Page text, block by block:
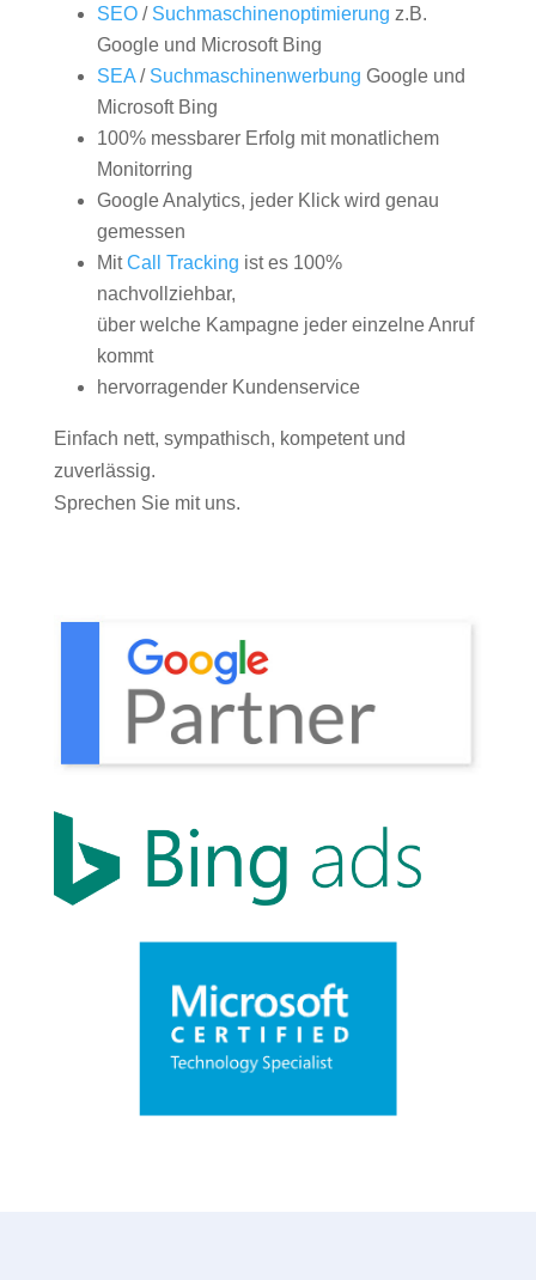
SEO/ Suchmaschinenoptimierung z.B.
Google und Microsoft Bing
SEA/ Suchmaschinenwerbung Google und
Microsoft Bing
100% messbarer Erfolg mit monatlichem
Monitorring
Google Analytics, jeder Klick wird genau
gemessen
MitCall Tracking ist es 100%
nachvollziehbar,
über welche Kampagne jeder einzelne Anruf
kommt
hervorragender Kundenservice
Einfach nett, sympathisch, kompetent und
zuverlässig.
Sprechen Sie mit uns.